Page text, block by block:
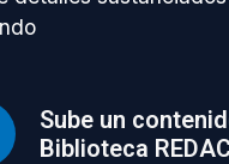
Sube un
Biblioteca